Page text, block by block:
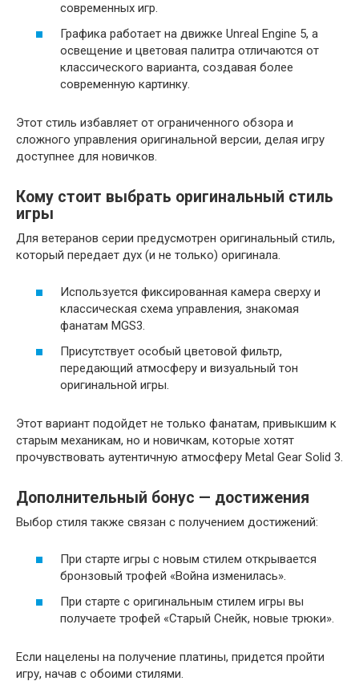
современных игр.
Графика работает на движке Unreal Engine 5, а
освещение и цветовая палитра отличаются от
классического варианта, создавая более
современную картинку.
Этот стиль избавляет от ограниченного обзора и
сложного управления оригинальной версии, делая игру
доступнее для новичков.
Кому стоит выбрать оригинальный стиль
игры
Для ветеранов серии предусмотрен оригинальный стиль,
который передает дух (и не только) оригинала.
Используется фиксированная камера сверху и
классическая схема управления, знакомая
фанатам MGS3.
Присутствует особый цветовой фильтр,
передающий атмосферу и визуальный тон
оригинальной игры.
Этот вариант подойдет не только фанатам, привыкшим к
старым механикам, но и новичкам, которые хотят
прочувствовать аутентичную атмосферу Metal Gear Solid 3.
Дополнительный бонус — достижения
Выбор стиля также связан с получением достижений:
При старте игры с новым стилем открывается
бронзовый трофей «Война изменилась».
При старте с оригинальным стилем игры вы
получаете трофей «Старый Снейк, новые трюки».
Если нацелены на получение платины, придется пройти
игру, начав с обоими стилями.